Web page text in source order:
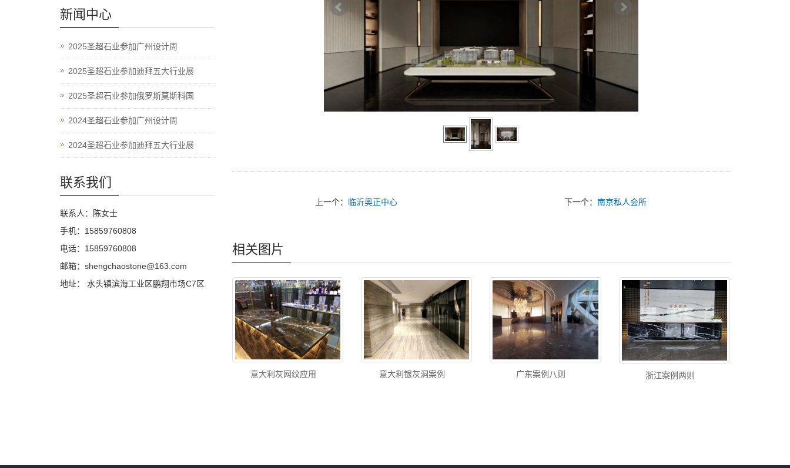
上一个： 临沂奥正中心 下一个：南京私人会所
相关图片
意大利灰网纹应用 意大利银灰洞案例 广东案例八则 浙江案例两则
新闻中心
2025圣超石业参加广州设计周
2025圣超石业参加迪拜五大行业展
2025圣超石业参加俄罗斯莫斯科国
2024圣超石业参加广州设计周
2024圣超石业参加迪拜五大行业展
联系我们
联系人：陈女士
手机：15859760808
电话：15859760808
邮箱：shengchaostone@163.com
地址： 水头镇滨海工业区鹏翔市场C7区